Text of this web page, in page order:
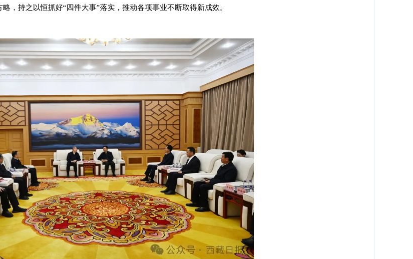
，持之以恒抓好“四件大事”落实，推动各项事业不断取得新成效。